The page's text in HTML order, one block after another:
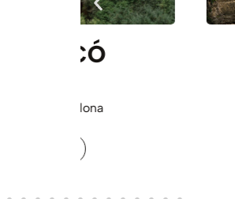
LA
Sant Feliu de